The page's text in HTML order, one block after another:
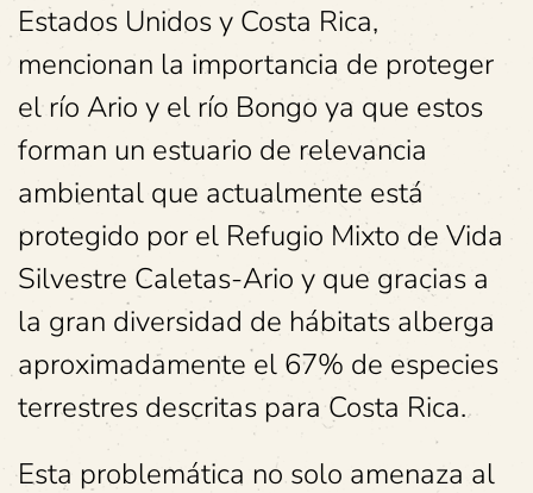
Estados Unidos y Costa Rica,
mencionan la importancia de proteger
el río Ario y el río Bongo ya que estos
forman un estuario de relevancia
ambiental que actualmente está
protegido por el Refugio Mixto de Vida
Silvestre Caletas-Ario y que gracias a
la gran diversidad de hábitats alberga
aproximadamente el 67% de especies
terrestres descritas para Costa Rica.
Esta problemática no solo amenaza al